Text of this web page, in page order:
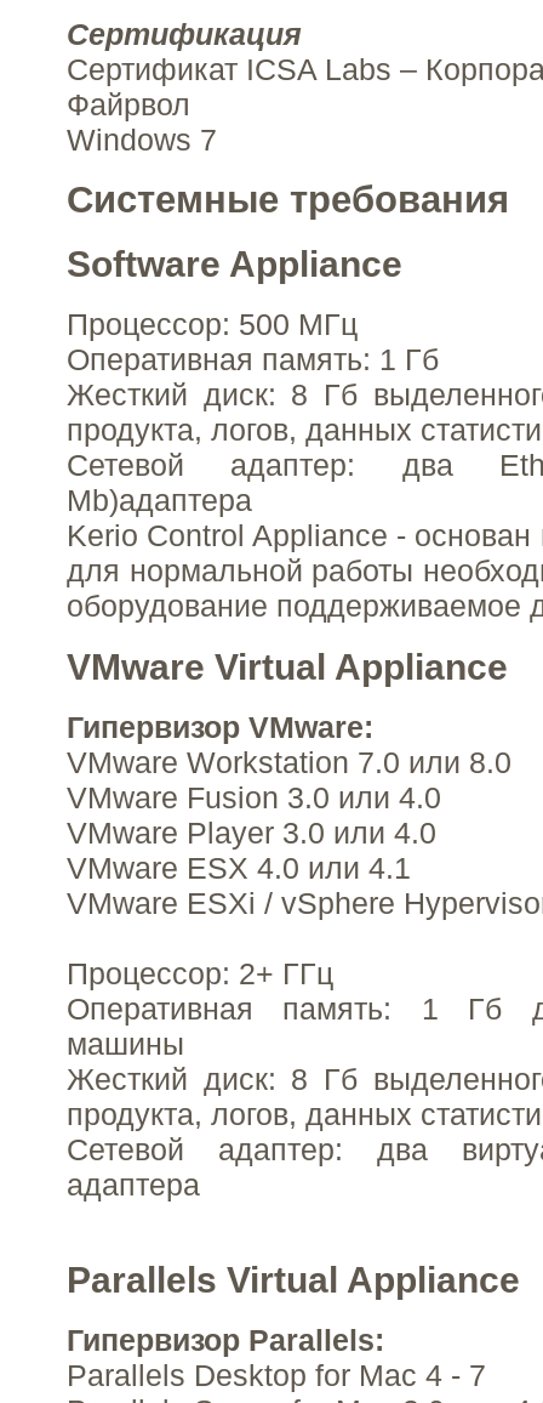
Сертификация
Сертификат ICSA Labs –
Файрвол
Windows 7
Системные требования
Software Appliance
Процессор: 500 МГц
Оперативная память: 1 Гб
Жесткий диск: 8 Гб
продукта, логов, данных
Сетевой адаптер: два
Mb)адаптера
Kerio Control Appliance -
для нормальной работы
оборудование поддерживаемое
VMware Virtual Appliance
Гипервизор VMware:
VMware Workstation 7.0 или 8.0
VMware Fusion 3.0 или 4.0
VMware Player 3.0 или 4.0
VMware ESX 4.0 или 4.1
VMware ESXi / vSphere
Процессор: 2+ ГГц
Оперативная память: 1 Гб
машины
Жесткий диск: 8 Гб
продукта, логов, данных
Сетевой адаптер: два
адаптера
Parallels Virtual Appliance
Гипервизор Parallels:
Parallels Desktop for Mac 4 - 7